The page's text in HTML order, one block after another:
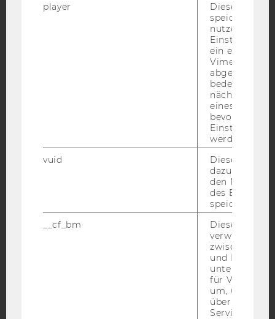
Blog
Bluesky
BARRIEREFREIHEITSERKLÄRUNG WEBSEITE
DATENSCHUTZERKLÄRUNG SOCIAL MEDIA
DATENSCHUTZERKLÄRUNG
STUDIENBEWERBER*INNEN UND STUDIERENDE
Barrierefreiheitserklärung
player
Dieses Cookie
speichert
ein
Vimeo-Video
abgespielt
bedeutet,
nächsten
eines Vimeo-
bevorzugten
werden.
vuid
Dieser
dazu
den
des
speichern.
__cf_bm
Dieses
verwendet,
zwischen
und Bots zu
für Vimeo
um, um
über die
Service zu